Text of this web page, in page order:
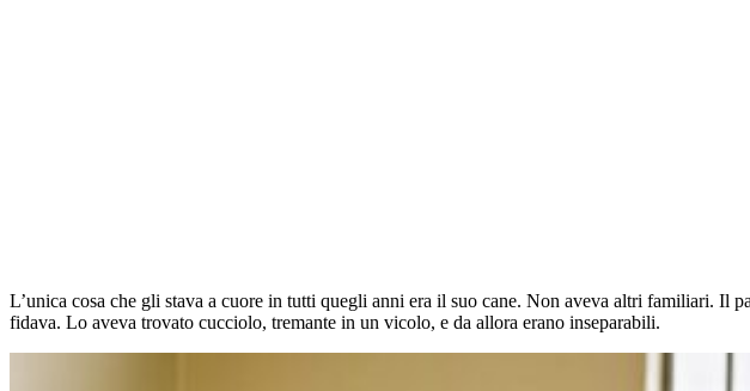
L’unica cosa che gli stava a cuore in tutti quegli anni era il suo cane. Non aveva altri familiari. Il
fidava. Lo aveva trovato cucciolo, tremante in un vicolo, e da allora erano inseparabili.